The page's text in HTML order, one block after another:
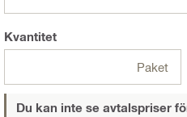
Kvantitet
Paket
Du kan inte se avtalspriser